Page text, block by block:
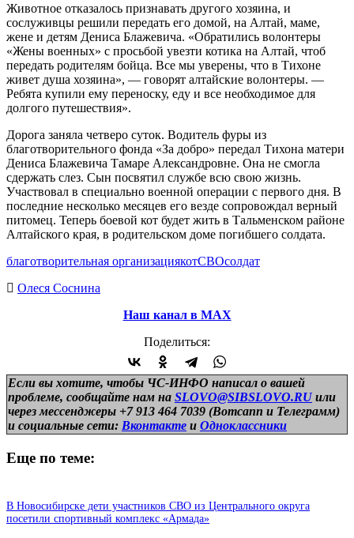
Животное отказалось признавать другого хозяина, и
сослуживцы решили передать его домой, на Алтай, маме,
жене и детям Дениса Блажевича. «Обратились волонтеры
«Жены военных» с просьбой увезти котика на Алтай, чтоб
передать родителям бойца. Все мы уверены, что в Тихоне
живет душа хозяина», — говорят алтайские волонтеры. —
Ребята купили ему переноску, еду и все необходимое для
долгого путешествия».
Дорога заняла четверо суток. Водитель фуры из
благотворительного фонда «За добро» передал Тихона матери
Дениса Блажевича Тамаре Александровне. Она не смогла
сдержать слез. Сын посвятил службе всю свою жизнь.
Участвовал в специально военной операции с первого дня. В
последние несколько месяцев его везде сопровождал верный
питомец. Теперь боевой кот будет жить в Тальменском районе
Алтайского края, в родительском доме погибшего солдата.
благотворительная организациякотСВОсолдат
Олеся Соснина
Наш канал в МАХ
Поделиться:
Если вы хотите, чтобы ЧС-ИНФО написал о вашей
проблеме, сообщайте нам на SLOVO@SIBSLOVO.RU или
через мессенджеры +7 913 464 7039 (Вотсапп и Телеграмм)
и социальные сети: Вконтакте и Одноклассники
Еще по теме:
В Новосибирске дети участников СВО из Центрального округа
посетили спортивный комплекс «Армада»